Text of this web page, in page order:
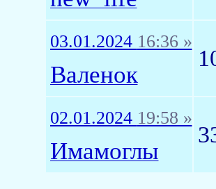
03.01.2024 16:36 »
Валенок
02.01.2024 19:58 »
Имамоглы